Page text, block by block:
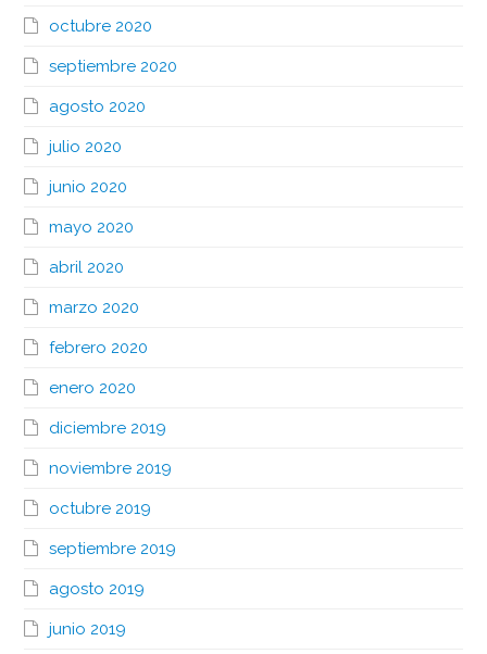
octubre 2020
septiembre 2020
agosto 2020
julio 2020
junio 2020
mayo 2020
abril 2020
marzo 2020
febrero 2020
enero 2020
diciembre 2019
noviembre 2019
octubre 2019
septiembre 2019
agosto 2019
junio 2019